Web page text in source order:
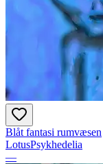
Blåt fantasi rumvæsen
LotusPsykhedelia
—